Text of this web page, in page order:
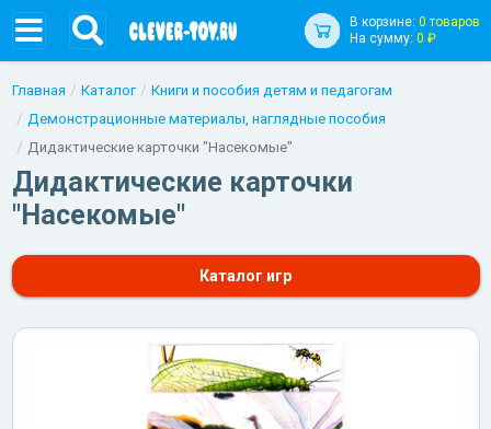
В корзине: 0 товаров
На сумму: 0 ₽
Главная Каталог
Книги и пособия детям и педагогам
Демонстрационные материалы, наглядные пособия
Дидактические карточки "Насекомые"
Дидактические карточки
"Насекомые"
Каталог игр